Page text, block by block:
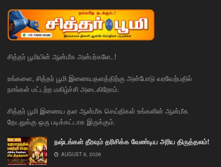
சித்தர் பூமியின் ஆன்மீக அன்பர்களே..!
உங்களை, சித்தர் பூமி இணையதளத்திற்கு அன்போடு வரவேற்பதில்
நாங்கள் மட்டற்ற மகிழ்ச்சி அடைகிறோம்.
சித்தர் பூமி இணைய தள ஆன்மீக செய்திகள் உங்களின் ஆன்மீக
தேடலுக்கு ஒரு படிக்கட்டாக இருக்கும்.
நஷ்டங்கள் தீரவும் தரிசிக்க வேண்டிய அரிய திருத்தலம்!
AUGUST 8, 2026